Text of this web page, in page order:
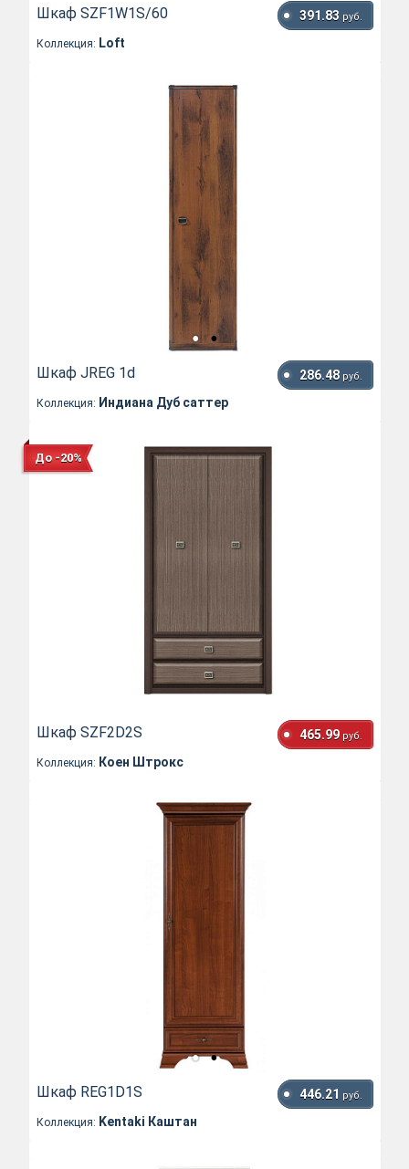
Шкаф SZF1W1S/60 391.83 руб.
Коллекция: Loft
Шкаф JREG 1d 286.48 руб.
Коллекция: Индиана Дуб саттер
До -20%
Шкаф SZF2D2S 465.99 руб.
Коллекция: Коен Штрокс
Шкаф REG1D1S 446.21 руб.
Коллекция: Kentaki Каштан